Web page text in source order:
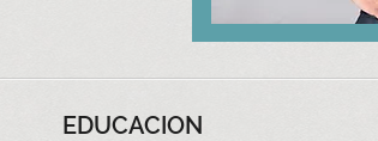
EDUCACION